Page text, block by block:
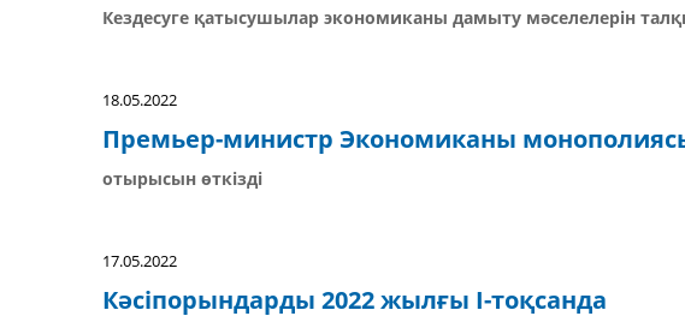
Кездесуге қатысушылар экономиканы дамыту мәселелерін
18.05.2022
Премьер-министр Экономиканы
отырысын өткізді
17.05.2022
Кәсіпорындарды 2022 жылғы I-тоқсанда